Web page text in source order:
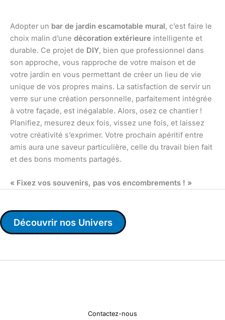
Adopter un bar de jardin escamotable mural, c’est faire le
choix malin d’une décoration extérieure intelligente et
durable. Ce projet de DIY, bien que professionnel dans
son approche, vous rapproche de votre maison et de
votre jardin en vous permettant de créer un lieu de vie
unique de vos propres mains. La satisfaction de servir un
verre sur une création personnelle, parfaitement intégrée
à votre façade, est inégalable. Alors, osez ce chantier !
Planifiez, mesurez deux fois, vissez une fois, et laissez
votre créativité s’exprimer. Votre prochain apéritif entre
amis aura une saveur particulière, celle du travail bien fait
et des bons moments partagés.
« Fixez vos souvenirs, pas vos encombrements ! »
Découvrir nos Univers
Contactez-nous